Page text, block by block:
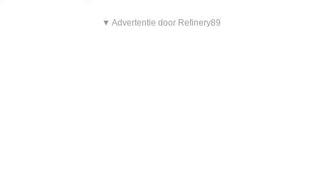
▼ Advertentie door Refinery89